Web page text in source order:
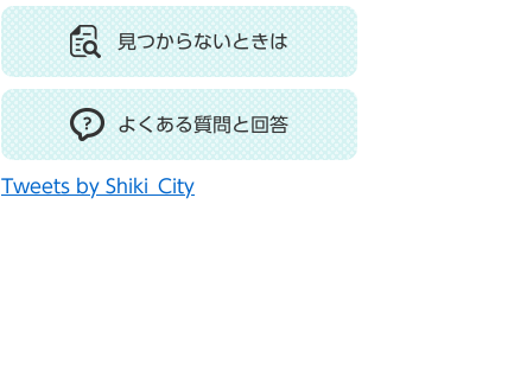
見つからないときは
よくある質問と回答
Tweets by Shiki_City